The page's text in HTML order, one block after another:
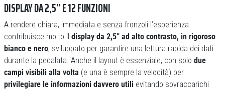
DISPLAY DA 2,5” E 12 FUNZIONI
A rendere chiara, immediata e senza fronzoli l’esperienza
contribuisce molto il display da 2,5” ad alto contrasto, in rigoroso
bianco e nero, sviluppato per garantire una lettura rapida dei dati
durante la pedalata. Anche il layout è essenziale, con solo due
campi visibili alla volta (e una è sempre la velocità) per
privilegiare le informazioni davvero utili evitando sovraccarichi